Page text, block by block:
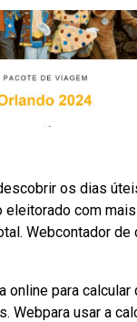
os dias
eleitorado com
Webcontador de
para
Webpara usar a